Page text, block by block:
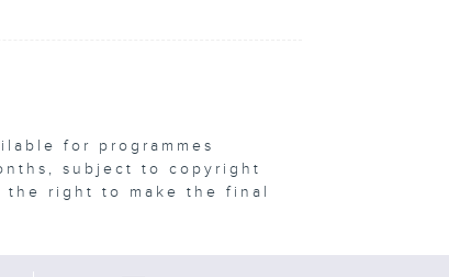
for programmes
subject to copyright
the right to make the final